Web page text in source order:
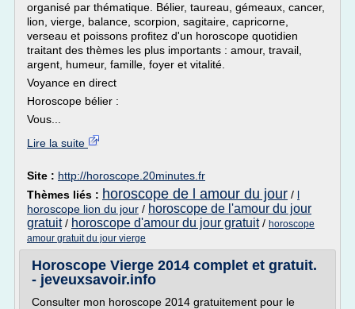
organisé par thématique. Bélier, taureau, gémeaux, cancer,
lion, vierge, balance, scorpion, sagitaire, capricorne,
verseau et poissons profitez d'un horoscope quotidien
traitant des thèmes les plus importants : amour, travail,
argent, humeur, famille, foyer et vitalité.
Voyance en direct
Horoscope bélier :
Vous...
Lire la suite
Site : http://horoscope.20minutes.fr
Thèmes liés : horoscope de l amour du jour / l
horoscope lion du jour / horoscope de l'amour du jour
gratuit/ horoscope d'amour du jour gratuit/ horoscope
amour gratuit du jour vierge
Horoscope Vierge 2014 complet et gratuit.
- jeveuxsavoir.info
Consulter mon horoscope 2014 gratuitement pour le